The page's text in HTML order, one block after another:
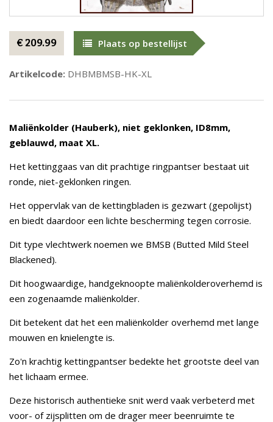
€ 209.99 Plaats op bestellijst
Artikelcode: DHBMBMSB-HK-XL
Maliënkolder (Hauberk), niet geklonken, ID8mm,
geblauwd, maat XL.
Het kettinggaas van dit prachtige ringpantser bestaat uit
ronde, niet-geklonken ringen.
Het oppervlak van de kettingbladen is gezwart (gepolijst)
en biedt daardoor een lichte bescherming tegen corrosie.
Dit type vlechtwerk noemen we BMSB (Butted Mild Steel
Blackened).
Dit hoogwaardige, handgeknoopte maliënkolderoverhemd is
een zogenaamde maliënkolder.
Dit betekent dat het een maliënkolder overhemd met lange
mouwen en knielengte is.
Zo'n krachtig kettingpantser bedekte het grootste deel van
het lichaam ermee.
Deze historisch authentieke snit werd vaak verbeterd met
voor- of zijsplitten om de drager meer beenruimte te